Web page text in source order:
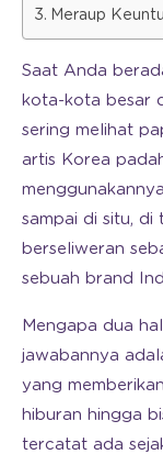
Meraup
Saat Anda
kota-kota besar
sering melihat
artis Korea
sampai di situ, di
berseliweran
sebuah brand
Mengapa dua
jawabannya
yang
hiburan hingga
tercatat ada